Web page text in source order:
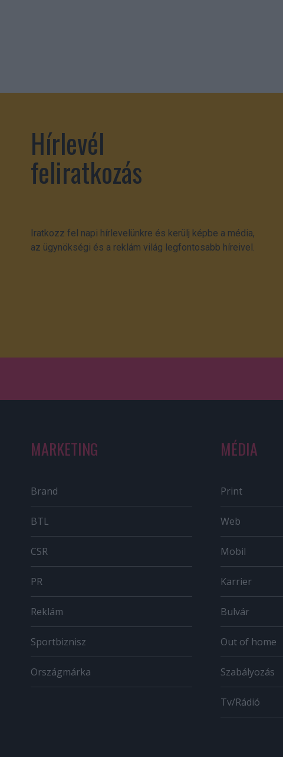
Hírlevél
feliratkozás
Iratkozz fel napi hírlevelünkre és kerülj képbe a média,
az ügynökségi és a reklám világ legfontosabb híreivel.
MARKETING
Brand
BTL
CSR
PR
Reklám
Sportbiznisz
Országmárka
MÉDIA
Print
Web
Mobil
Karrier
Bulvár
Out of home
Szabályozás
Tv/Rádió